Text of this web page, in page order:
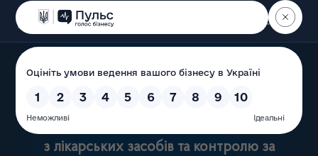
Пошук
з лікарських засобів та контролю за